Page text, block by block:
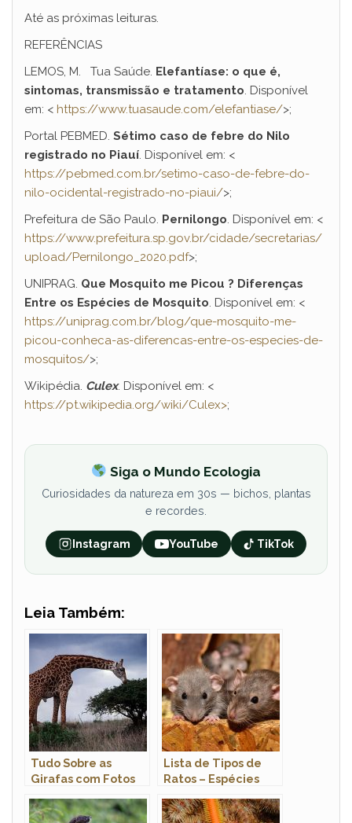
Até as próximas leituras.
REFERÊNCIAS
LEMOS, M. Tua Saúde. Elefantíase: o que é,
sintomas, transmissão e tratamento. Disponível
em: < https://www.tuasaude.com/elefantiase/>;
Portal PEBMED. Sétimo caso de febre do Nilo
registrado no Piauí. Disponível em: <
https://pebmed.com.br/setimo-caso-de-febre-do-
nilo-ocidental-registrado-no-piaui/>;
Prefeitura de São Paulo. Pernilongo. Disponível em: <
https://www.prefeitura.sp.gov.br/cidade/secretarias/
upload/Pernilongo_2020.pdf>;
UNIPRAG. Que Mosquito me Picou ? Diferenças
Entre os Espécies de Mosquito. Disponível em: <
https://uniprag.com.br/blog/que-mosquito-me-
picou-conheca-as-diferencas-entre-os-especies-de-
mosquitos/>;
Wikipédia. Culex. Disponível em: <
https://pt.wikipedia.org/wiki/Culex>;
Siga o Mundo Ecologia
Curiosidades da natureza em 30s — bichos, plantas
e recordes.
Instagram YouTube TikTok
Leia Também:
Tudo Sobre as
Girafas com Fotos
Lista de Tipos de
Ratos – Espécies
e Fotos